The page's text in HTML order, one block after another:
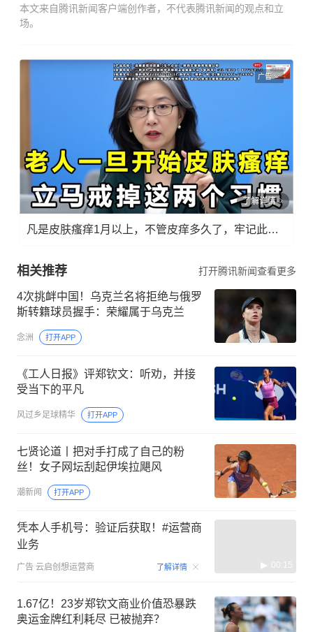
本文来自腾讯新闻客户端创作者，不代表腾讯新闻的观点和立
场。
广告
了解详情
凡是皮肤瘙痒1月以上，不管皮痒多久了，牢记此法，快！准！狠！
相关推荐 打开腾讯新闻查看更多
4次挑衅中国！乌克兰名将拒绝与俄罗
斯转籍球员握手：荣耀属于乌克兰
念洲 打开APP
《工人日报》评郑钦文：听劝，并接
受当下的平凡
风过乡足球精华 打开APP
七贤论道丨把对手打成了自己的粉
丝！女子网坛刮起伊埃拉飓风
潮新闻 打开APP
凭本人手机号：验证后获取！#运营商
业务
广告 云启创想运营商 了解详情 00:15
1.67亿！23岁郑钦文商业价值恐暴跌
奥运金牌红利耗尽 已被抛弃？